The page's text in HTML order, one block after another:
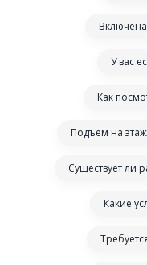
У вас
Как
Подъем на этаж
Существует ли
Какие